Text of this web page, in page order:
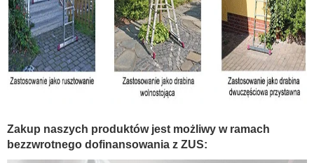
Zakup naszych produktów jest możliwy w ramach
bezzwrotnego dofinansowania z ZUS: